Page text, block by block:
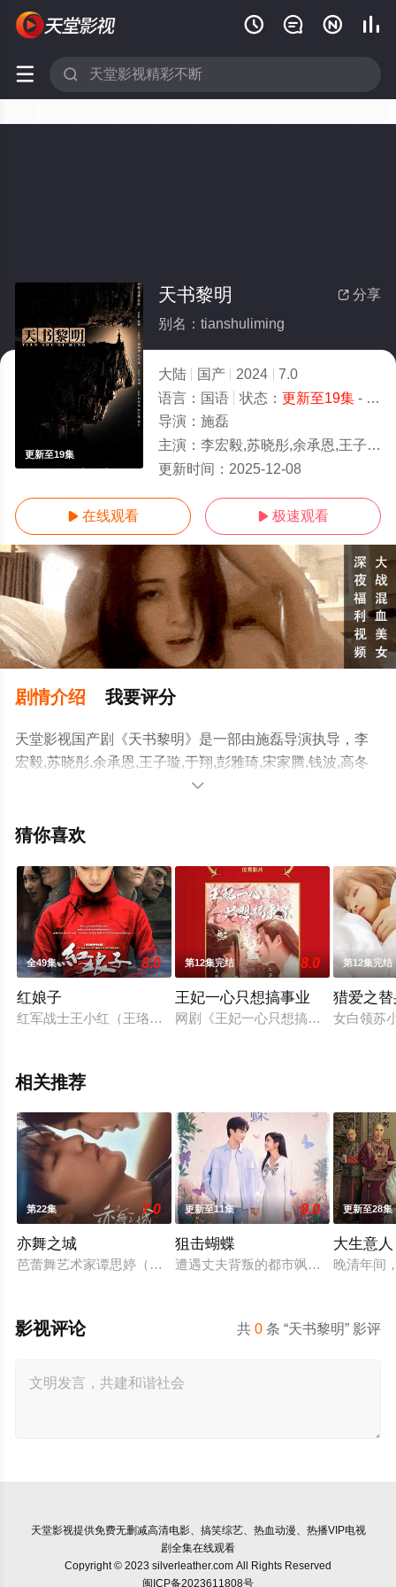
   
 
更新至19集
 分享
天书黎明
别名：tianshuliming
大陆 国产 2024
7.0
语言： 国语 状态： 更新至19集- 免费在线观看
导演： 施磊
主演： 李宏毅,苏晓彤,余承恩,王子璇,于翔,彭雅琦,宋家腾,钱波,高冬平,戴燕妮,金珈
更新时间： 2025-12-08
 在线观看  极速观看
剧情介绍 我要评分
天堂影视国产剧《天书黎明》是一部由施磊导演执导，李
宏毅,苏晓彤,余承恩,王子璇,于翔,彭雅琦,宋家腾,钱波,高冬
平,戴燕妮,金珈等演员精彩演绎的大陆电视剧，手机免费观
关信息可移步至豆瓣电视剧、电视猫或剧情网等平台了

猜你喜欢
全49集 8.0
红娘子
红军战士王小红（王珞丹 饰）出身贫寒，长大后连自己的亲娘
第12集完结 8.0
王妃一心只想搞事业
网剧《王妃一心只想搞事业》主要讲
第12集完结
猎爱之
女白领苏
相关推荐
第22集 7.0
亦舞之城
芭蕾舞艺术家谭思婷（秦岚 饰）退役归国，欲与当年被迫分开
更新至11集 8.0
狙击蝴蝶
遭遇丈夫背叛的都市飒女岑矜（陈妍
更新至28集
大生意人
晚清年间
共0 条 “天书黎明” 影评
影视评论
天堂影视提供免费无删减高清电影、搞笑综艺、热血动漫、热播VIP电视
剧全集在线观看
Copyright © 2023 silverleather.com All Rights Reserved
闽ICP备2023611808号